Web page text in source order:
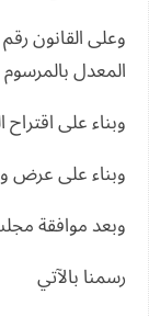
المعدل بالمرسوم بقانون
وبناء على
وبناء على عرض
وبعد موافقة
رسمنا بالآتي